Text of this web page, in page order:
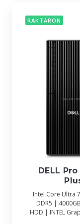
RAKTÁRON
DELL
Intel Core Ultra
DDR5 |
HDD | INTEL